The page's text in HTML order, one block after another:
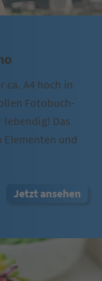
ca. A4 hoch in
Fotobuch-
Das
und
Jetzt ansehen